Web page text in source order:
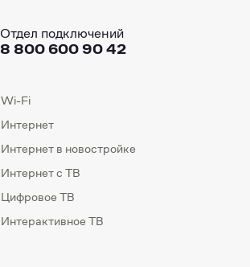
Отдел подключений
8 800 600 90 42
Wi-Fi
Интернет
Интернет в новостройке
Интернет с ТВ
Цифровое ТВ
Интерактивное ТВ